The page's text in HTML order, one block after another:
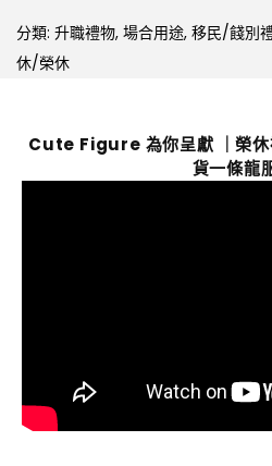
分類: 升職禮物, 場合用途, 移民/餞別
休/榮休
Cute Figure 為你呈獻 ｜榮休
貨一條龍